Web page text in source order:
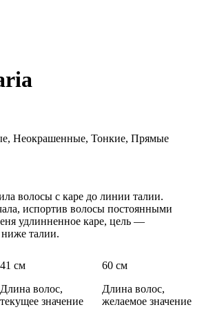
, Неокрашенные, Тонкие, Прямые
волосы с каре до линии талии.
испортив волосы постоянными
удлинненное каре, цель —
талии.
41 см
Длина волос,
текущее значение
60 см
Длина волос,
желаемое значение